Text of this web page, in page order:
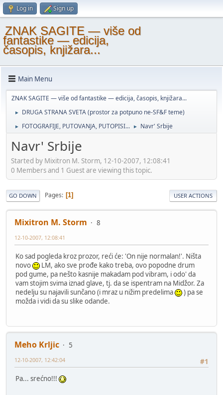
Log in Sign up
ZNAK SAGITE — više od
fantastike — edicija,
časopis, knjižara...
Main Menu
ZNAK SAGITE — više od fantastike — edicija, časopis, knjižara...
► DRUGA STRANA SVETA (prostor za potpuno ne-SF&F teme)
► FOTOGRAFIJE, PUTOVANJA, PUTOPISI... ► Navr' Srbije
Navr' Srbije
Started by Mixitron M. Storm, 12-10-2007, 12:08:41
0 Members and 1 Guest are viewing this topic.
GO DOWN Pages 1 USER ACTIONS
Mixitron M. Storm 8
12-10-2007, 12:08:41
Ko sad pogleda kroz prozor, reći će: 'On nije normalan!'. Ništa
novo
LM, ako sve prođe kako treba, ovo popodne drum
pod gume, pa nešto kasnije makadam pod vibram, i odo' da
vam stojim svima iznad glave, tj. da se ispentram na Midžor. Za
nedelju su najavili sunčano (i mraz u nižim predelima
) pa se
možda i vidi da su slike odande.
Meho Krljic
5
#1
12-10-2007, 12:42:04
Pa... srećno!!!